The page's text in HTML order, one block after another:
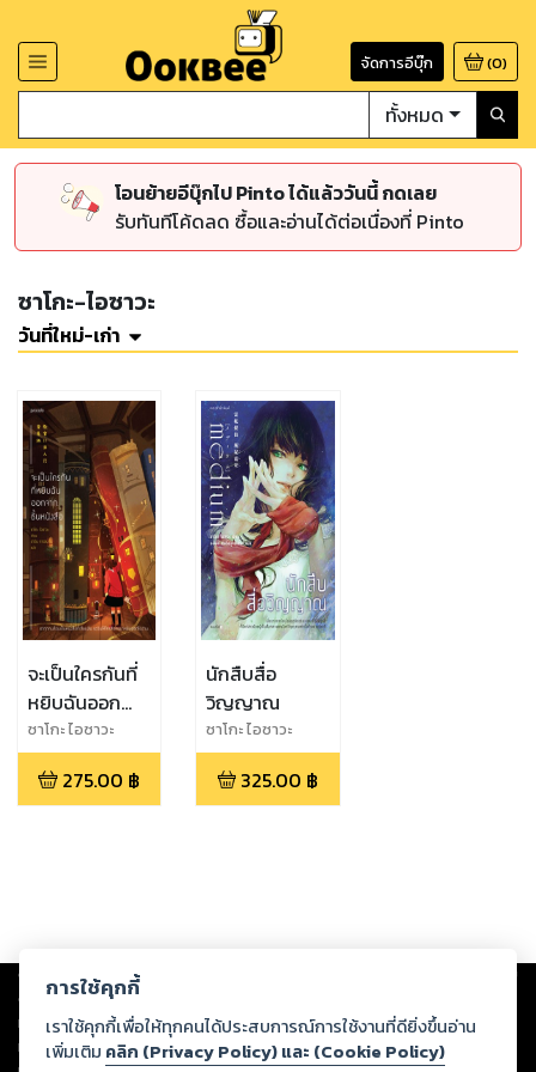
จัดการอีบุ๊ก (0)
ทั้งหมด
โอนย้ายอีบุ๊กไป Pinto ได้แล้ววันนี้ กดเลย
รับทันทีโค้ดลด ซื้อและอ่านได้ต่อเนื่องที่ Pinto
ซาโกะ-ไอซาวะ
วันที่ใหม่-เก่า
จะเป็นใครกันที่
หยิบฉันออก
จากชั้นหนังสือ
ซาโกะ ไอซาวะ
275.00 ฿
นักสืบสื่อ
วิญญาณ
ซาโกะ ไอซาวะ
325.00 ฿
Copyright © 2026
ต่อผลงานหรือเนื้อหาใดที่อัปโหลดผ่านเว็บไซต์และปรากฏว่าละเมิดสิทธิใน
ทรัพย์สินทางปัญญาของบุคคลอื่นหรือขัดต่อกฎหมายและศีลธรรม ดังนั้น ผู้อ่าน
ทุกท่านโปรดใช้วิจารณญาณในการกลั่นกรองด้วยตนเอง และหากท่านพบว่าส่วน
การใช้คุกกี้
เราใช้คุกกี้เพื่อให้ทุกคนได้ประสบการณ์การใช้งานที่ดียิ่งขึ้นอ่าน
เพิ่มเติม คลิก (Privacy Policy) และ (Cookie Policy)